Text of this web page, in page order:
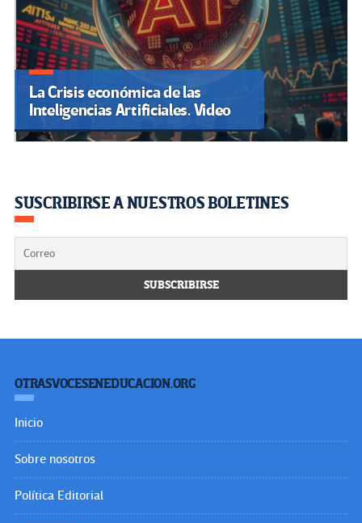
La Crisis económica de las
Inteligencias Artificiales. Video
SUSCRIBIRSE A NUESTROS BOLETINES
OTRASVOCESENEDUCACION.ORG
Inicio
Sobre nosotros
Política Editorial